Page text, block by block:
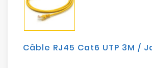
Mobilités
Loisirs
Câble RJ45 Cat6 UTP 3M /